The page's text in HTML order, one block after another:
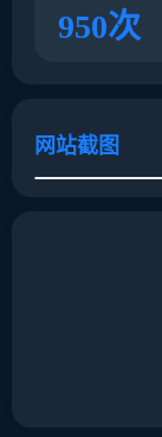
950次
网站截图